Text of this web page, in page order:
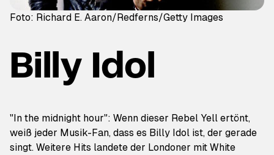
Billy Idol
"In the midnight hour": Wenn dieser Rebel Yell ertönt,
weiß jeder Musik-Fan, dass es Billy Idol ist, der gerade
singt. Weitere Hits landete der Londoner mit White
Foto: Richard E. Aaron/Redferns/Getty Images